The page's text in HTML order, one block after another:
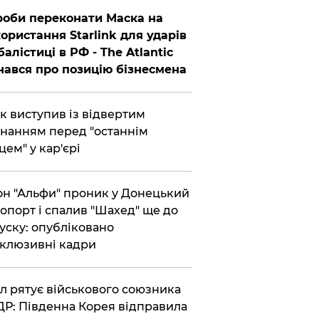
переконати Маска на
Starlink для ударів
в РФ - The Atlantic
про позицію бізнесмена
виступив із відвертим
перед "останнім
у кар'єрі
"Альфи" проник у Донецький
і спалив "Шахед" ще до
опубліковано
кадри
рятує військового союзника
Південна Корея відправила